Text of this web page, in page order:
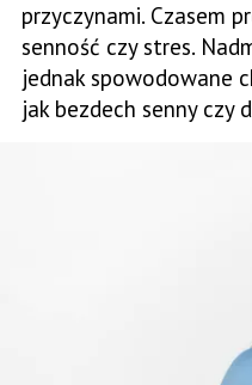
przyczynami. Czasem
senność czy stres.
jednak spowodowane
jak bezdech senny czy